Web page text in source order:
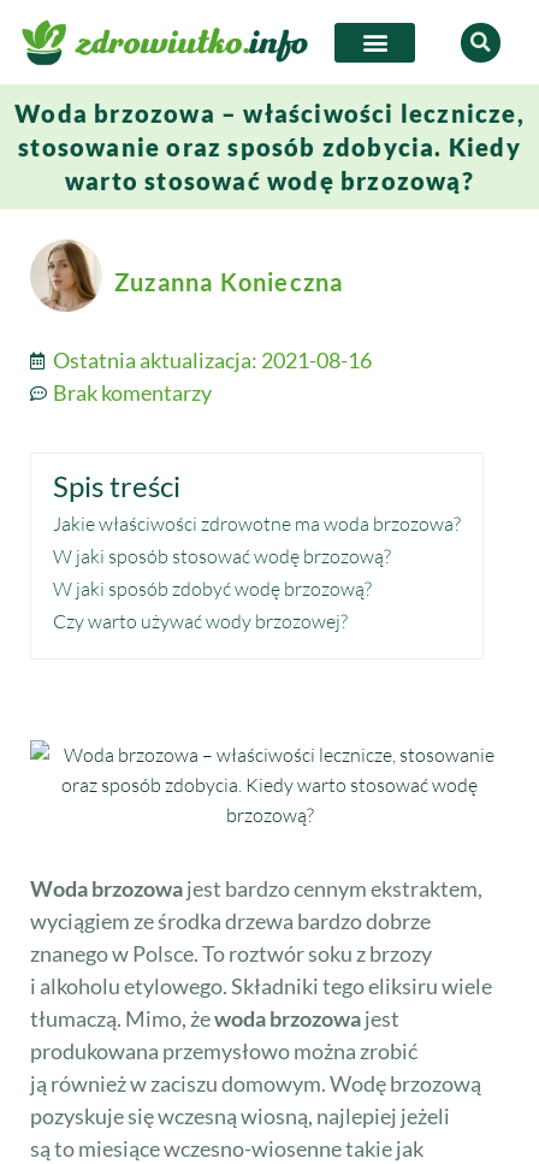
Woda brzozowa – właściwości lecznicze,
stosowanie oraz sposób zdobycia. Kiedy
warto stosować wodę brzozową?
Zuzanna Konieczna
Ostatnia aktualizacja: 2021-08-16
Brak komentarzy
Spis treści
Jakie właściwości zdrowotne ma woda brzozowa?
W jaki sposób stosować wodę brzozową?
W jaki sposób zdobyć wodę brzozową?
Czy warto używać wody brzozowej?
Woda brzozowajest bardzo cennym ekstraktem,
wyciągiem ze środka drzewa bardzo dobrze
znanego w Polsce. To roztwór soku z brzozy
i alkoholu etylowego. Składniki tego eliksiru wiele
tłumaczą. Mimo, żewoda brzozowajest
produkowana przemysłowo można zrobić
ją również w zaciszu domowym. Wodę brzozową
pozyskuje się wczesną wiosną, najlepiej jeżeli
są to miesiące wczesno-wiosenne takie jak